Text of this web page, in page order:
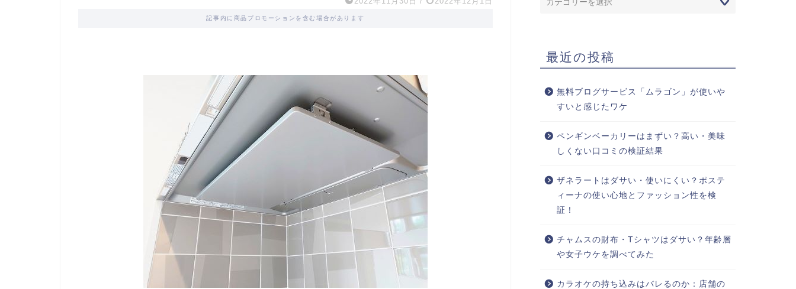
記事内に商品プロモーションを含む場合があります
最近の投稿
無料ブログサービス「ムラゴン」が使いや
すいと感じたワケ
ペンギンベーカリーはまずい？高い・美味
しくない口コミの検証結果
ザネラートはダサい・使いにくい？ポステ
ィーナの使い心地とファッション性を検
証！
チャムスの財布・Tシャツはダサい？年齢層
や女子ウケを調べてみた
カラオケの持ち込みはバレるのか：店舗の